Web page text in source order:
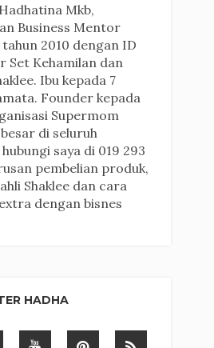
Mkb,
Business Mentor
tahun 2010 dengan ID
Set Kehamilan dan
Ibu kepada 7
Founder kepada
Supermom
di seluruh
saya di 019 293
pembelian produk,
Shaklee dan cara
dengan bisnes
HADHA